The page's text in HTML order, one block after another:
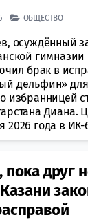
ОБЩЕСТВО
осуждённый
брак в
дельфин»
избранницей
Диана.
года в ИК-
друг